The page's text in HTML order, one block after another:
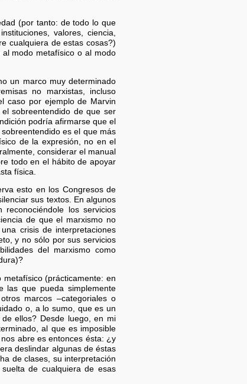
(por tanto: de todo lo que
valores, ciencia,
cualquiera de estas cosas?)
modo metafísico o al modo
un marco muy determinado
no marxistas, incluso
caso por ejemplo de Marvin
sobreentendido de que ser
podría afirmarse que el
es el que más
de la expresión, no en el
considerar el manual
todo en el hábito de apoyar
física.
esto en los Congresos de
sus textos. En algunos
los servicios
de que el marxismo no
crisis de interpretaciones
y no sólo por sus servicios
del marxismo como
(prácticamente: en
las que pueda simplemente
marcos –categoriales o
o, a lo sumo, que es un
ellos? Desde luego, en mi
al que es imposible
abre es entonces ésta: ¿y
deslindar algunas de éstas
de clases, su interpretación
de cualquiera de esas